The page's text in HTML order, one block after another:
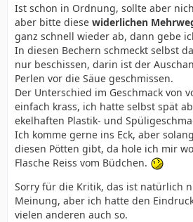
Ist schon in Ordnung, sollte aber
aber bitte diese widerlichen
ganz schnell wieder ab, dann gebe
In diesen Bechern schmeckt selbst
nur beschissen, darin ist der
Perlen vor die Säue geschmissen.
Der Unterschied im Geschmack von
einfach krass, ich hatte selbst spät
ekelhaften Plastik- und
Ich komme gerne ins Eck, aber
diesen Pötten gibt, da hole ich mir
Flasche Reiss vom Büdchen.
Sorry für die Kritik, das ist natürlich
Meinung, aber ich hatte den
vielen anderen auch so.